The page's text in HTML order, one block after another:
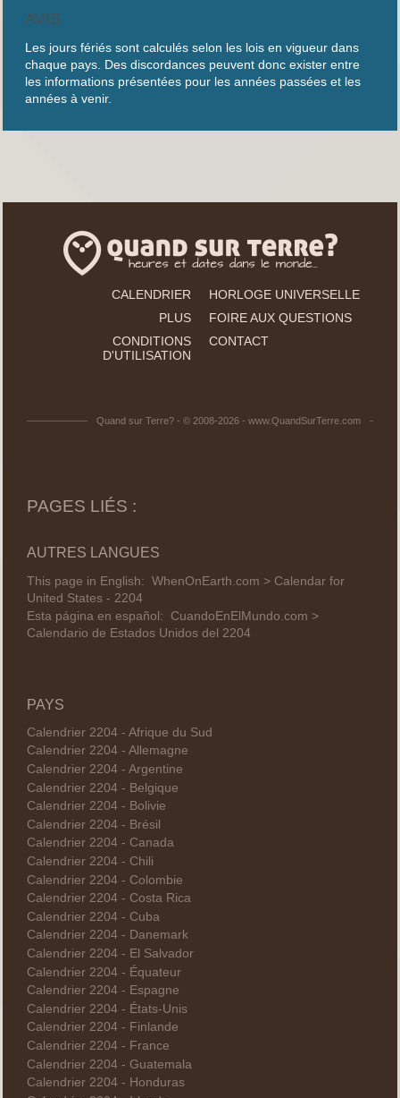
AVIS
Les jours fériés sont calculés selon les lois en vigueur dans
chaque pays. Des discordances peuvent donc exister entre
les informations présentées pour les années passées et les
années à venir.
CALENDRIER
HORLOGE UNIVERSELLE
PLUS
FOIRE AUX QUESTIONS
CONDITIONS
D'UTILISATION
CONTACT
Quand sur Terre? - © 2008-2026 - www.QuandSurTerre.com
PAGES LIÉS :
AUTRES LANGUES
This page in English: WhenOnEarth.com > Calendar for
United States - 2204
Esta página en español: CuandoEnElMundo.com >
Calendario de Estados Unidos del 2204
PAYS
Calendrier 2204 - Afrique du Sud
Calendrier 2204 - Allemagne
Calendrier 2204 - Argentine
Calendrier 2204 - Belgique
Calendrier 2204 - Bolivie
Calendrier 2204 - Brésil
Calendrier 2204 - Canada
Calendrier 2204 - Chili
Calendrier 2204 - Colombie
Calendrier 2204 - Costa Rica
Calendrier 2204 - Cuba
Calendrier 2204 - Danemark
Calendrier 2204 - El Salvador
Calendrier 2204 - Équateur
Calendrier 2204 - Espagne
Calendrier 2204 - États-Unis
Calendrier 2204 - Finlande
Calendrier 2204 - France
Calendrier 2204 - Guatemala
Calendrier 2204 - Honduras